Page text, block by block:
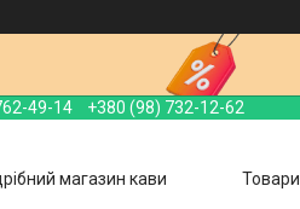
49-14 +380 (98) 732-12-62
магазин кави Товари